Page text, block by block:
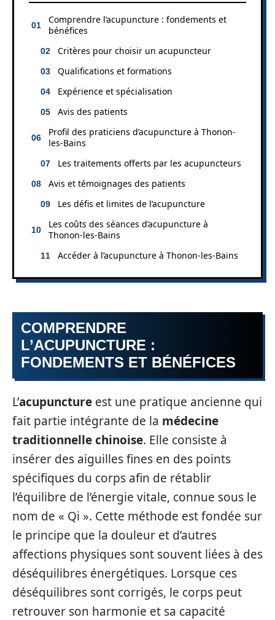
Comprendre l’acupuncture : fondements et
bénéfices
Critères pour choisir un acupuncteur
Qualifications et formations
Expérience et spécialisation
Avis des patients
Profil des praticiens d’acupuncture à Thonon-
les-Bains
Les traitements offerts par les acupuncteurs
Avis et témoignages des patients
Les défis et limites de l’acupuncture
Les coûts des séances d’acupuncture à
Thonon-les-Bains
Accéder à l’acupuncture à Thonon-les-Bains
COMPRENDRE
L’ACUPUNCTURE :
FONDEMENTS ET BÉNÉFICES
L’acupuncture est une pratique ancienne qui
fait partie intégrante de la médecine
traditionnelle chinoise. Elle consiste à
insérer des aiguilles fines en des points
spécifiques du corps afin de rétablir
l’équilibre de l’énergie vitale, connue sous le
nom de « Qi ». Cette méthode est fondée sur
le principe que la douleur et d’autres
affections physiques sont souvent liées à des
déséquilibres énergétiques. Lorsque ces
déséquilibres sont corrigés, le corps peut
retrouver son harmonie et sa capacité